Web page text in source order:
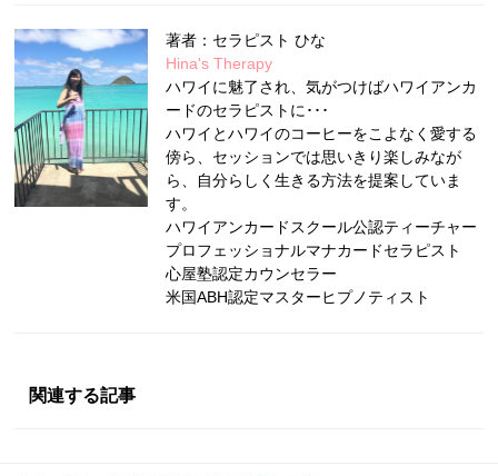
著者：セラピスト ひな
Hina's Therapy
ハワイに魅了され、気がつけばハワイアンカ
ードのセラピストに･･･
ハワイとハワイのコーヒーをこよなく愛する
傍ら、セッションでは思いきり楽しみなが
ら、自分らしく生きる方法を提案していま
す。
ハワイアンカードスクール公認ティーチャー
プロフェッショナルマナカードセラピスト
心屋塾認定カウンセラー
米国ABH認定マスターヒプノティスト
関連する記事